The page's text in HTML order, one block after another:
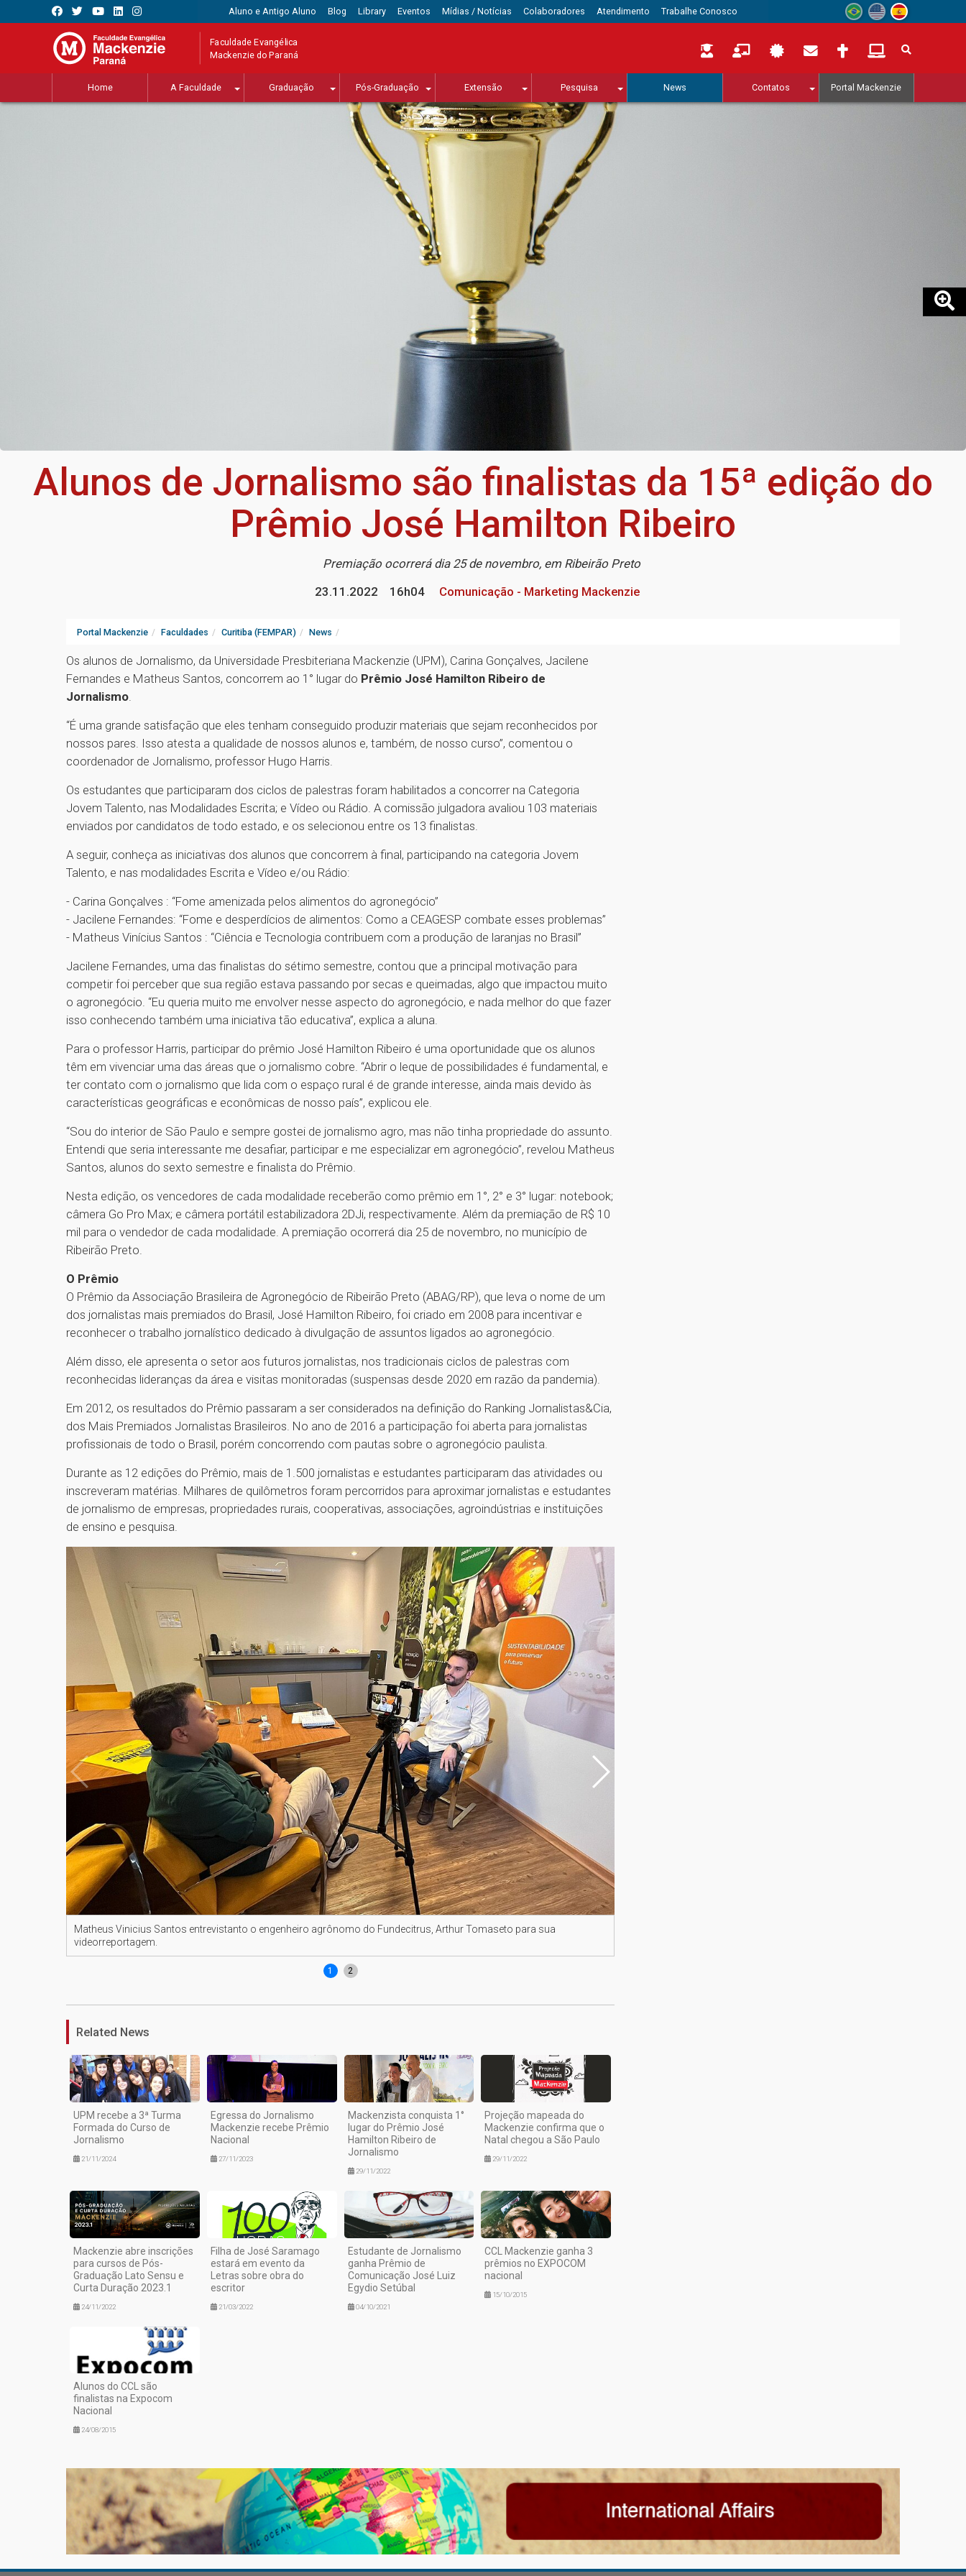
Aluno e Antigo Aluno Blog Library Eventos Mídias / Notícias Colaboradores Atendimento Trabalhe Conosco
Faculdade Evangélica
Mackenzie do Paraná
Home A Faculdade Graduação Pós-Graduação Extensão Pesquisa News Contatos Portal Mackenzie
Alunos de Jornalismo são finalistas da 15ª edição do
Prêmio José Hamilton Ribeiro
Premiação ocorrerá dia 25 de novembro, em Ribeirão Preto
23.11.2022
16h04 Comunicação - Marketing Mackenzie
Portal Mackenzie Faculdades Curitiba (FEMPAR) News
Os alunos de Jornalismo, da Universidade Presbiteriana Mackenzie (UPM), Carina Gonçalves, Jacilene
Fernandes e Matheus Santos, concorrem ao 1° lugar do Prêmio José Hamilton Ribeiro de
Jornalismo.
“É uma grande satisfação que eles tenham conseguido produzir materiais que sejam reconhecidos por
nossos pares. Isso atesta a qualidade de nossos alunos e, também, de nosso curso”, comentou o
coordenador de Jornalismo, professor Hugo Harris.
Os estudantes que participaram dos ciclos de palestras foram habilitados a concorrer na Categoria
Jovem Talento, nas Modalidades Escrita; e Vídeo ou Rádio. A comissão julgadora avaliou 103 materiais
enviados por candidatos de todo estado, e os selecionou entre os 13 finalistas.
A seguir, conheça as iniciativas dos alunos que concorrem à final, participando na categoria Jovem
Talento, e nas modalidades Escrita e Vídeo e/ou Rádio:
- Carina Gonçalves : “Fome amenizada pelos alimentos do agronegócio”
- Jacilene Fernandes: “Fome e desperdícios de alimentos: Como a CEAGESP combate esses problemas”
- Matheus Vinícius Santos : “Ciência e Tecnologia contribuem com a produção de laranjas no Brasil”
Jacilene Fernandes, uma das finalistas do sétimo semestre, contou que a principal motivação para
competir foi perceber que sua região estava passando por secas e queimadas, algo que impactou muito
o agronegócio. “Eu queria muito me envolver nesse aspecto do agronegócio, e nada melhor do que fazer
isso conhecendo também uma iniciativa tão educativa”, explica a aluna.
Para o professor Harris, participar do prêmio José Hamilton Ribeiro é uma oportunidade que os alunos
têm em vivenciar uma das áreas que o jornalismo cobre. “Abrir o leque de possibilidades é fundamental, e
ter contato com o jornalismo que lida com o espaço rural é de grande interesse, ainda mais devido às
características geográficas e econômicas de nosso país”, explicou ele.
“Sou do interior de São Paulo e sempre gostei de jornalismo agro, mas não tinha propriedade do assunto.
Entendi que seria interessante me desafiar, participar e me especializar em agronegócio”, revelou Matheus
Santos, alunos do sexto semestre e finalista do Prêmio.
Nesta edição, os vencedores de cada modalidade receberão como prêmio em 1°, 2° e 3° lugar: notebook;
câmera Go Pro Max; e câmera portátil estabilizadora 2DJi, respectivamente. Além da premiação de R$ 10
mil para o vendedor de cada modalidade. A premiação ocorrerá dia 25 de novembro, no município de
Ribeirão Preto.
O Prêmio
O Prêmio da Associação Brasileira de Agronegócio de Ribeirão Preto (ABAG/RP), que leva o nome de um
dos jornalistas mais premiados do Brasil, José Hamilton Ribeiro, foi criado em 2008 para incentivar e
reconhecer o trabalho jornalístico dedicado à divulgação de assuntos ligados ao agronegócio.
Além disso, ele apresenta o setor aos futuros jornalistas, nos tradicionais ciclos de palestras com
reconhecidas lideranças da área e visitas monitoradas (suspensas desde 2020 em razão da pandemia).
Em 2012, os resultados do Prêmio passaram a ser considerados na definição do Ranking Jornalistas&Cia,
dos Mais Premiados Jornalistas Brasileiros. No ano de 2016 a participação foi aberta para jornalistas
profissionais de todo o Brasil, porém concorrendo com pautas sobre o agronegócio paulista.
Durante as 12 edições do Prêmio, mais de 1.500 jornalistas e estudantes participaram das atividades ou
inscreveram matérias. Milhares de quilômetros foram percorridos para aproximar jornalistas e estudantes
de jornalismo de empresas, propriedades rurais, cooperativas, associações, agroindústrias e instituições
de ensino e pesquisa.
Matheus Vinicius Santos entrevistanto o engenheiro agrônomo do Fundecitrus, Arthur Tomaseto para sua
videorreportagem.
1 2
Related News
UPM recebe a 3ª Turma
Formada do Curso de
Jornalismo
21/11/2024
Egressa do Jornalismo
Mackenzie recebe Prêmio
Nacional
27/11/2023
Mackenzista conquista 1°
lugar do Prêmio José
Hamilton Ribeiro de
Jornalismo
29/11/2022
Projeção mapeada do
Mackenzie confirma que o
Natal chegou a São Paulo
29/11/2022
Mackenzie abre inscrições
para cursos de Pós-
Graduação Lato Sensu e
Curta Duração 2023.1
24/11/2022
Filha de José Saramago
estará em evento da
Letras sobre obra do
escritor
21/03/2022
Estudante de Jornalismo
ganha Prêmio de
Comunicação José Luiz
Egydio Setúbal
04/10/2021
CCL Mackenzie ganha 3
prêmios no EXPOCOM
nacional
15/10/2015
Alunos do CCL são
finalistas na Expocom
Nacional
24/08/2015